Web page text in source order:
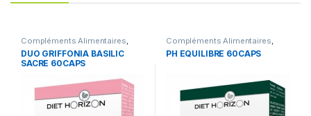
Compléments Alimentaires,
confort et bien etre
DUO GRIFFONIA BASILIC
SACRE 60CAPS
Compléments Alimentaires,
Santé
PH EQUILIBRE 60CAPS